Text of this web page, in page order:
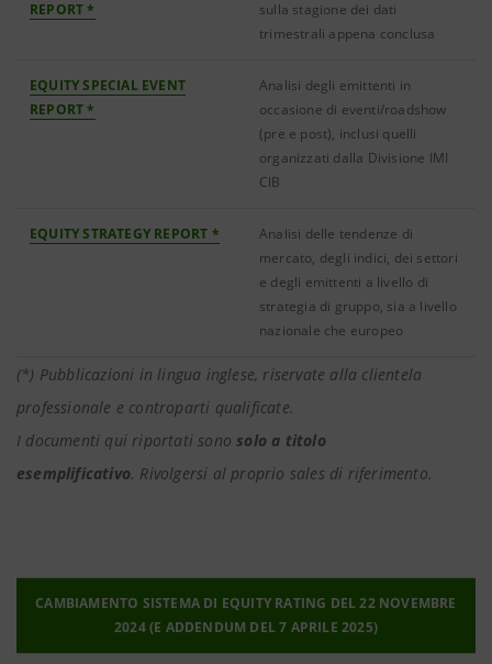
REPORT *
sulla stagione dei dati
trimestrali appena conclusa
EQUITY SPECIAL EVENT
REPORT *
Analisi degli emittenti in
occasione di eventi/roadshow
(pre e post), inclusi quelli
organizzati dalla Divisione IMI
CIB
EQUITY STRATEGY REPORT *
Analisi delle tendenze di
mercato, degli indici, dei settori
e degli emittenti a livello di
strategia di gruppo, sia a livello
nazionale che europeo
(*) Pubblicazioni in lingua inglese, riservate alla clientela
professionale e controparti qualificate.
I documenti qui riportati sono solo a titolo
esemplificativo. Rivolgersi al proprio sales di riferimento.
CAMBIAMENTO SISTEMA DI EQUITY RATING DEL 22 NOVEMBRE
2024 (E ADDENDUM DEL 7 APRILE 2025)